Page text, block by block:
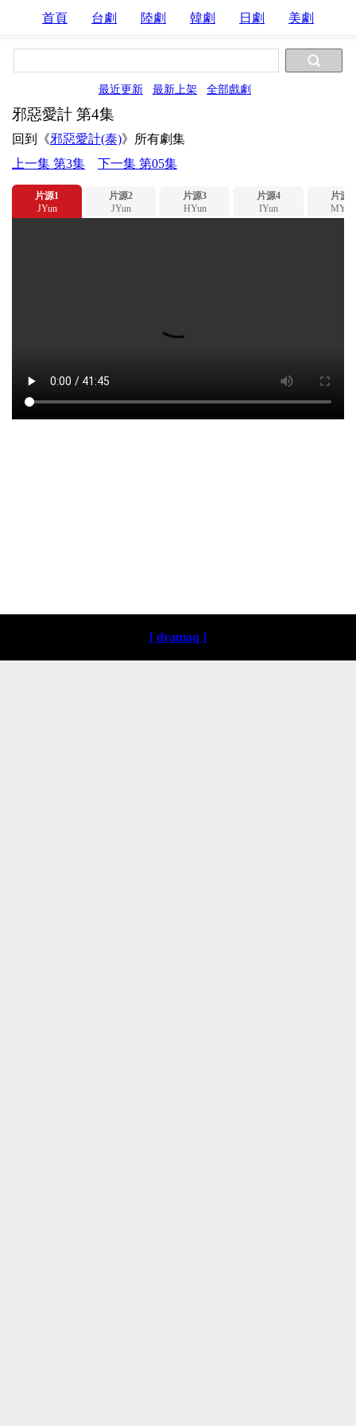
首頁 台劇 陸劇 韓劇 日劇 美劇
最近更新 最新上架 全部戲劇
邪惡愛計 第4集
回到《邪惡愛計(泰)》所有劇集
上一集 第3集
下一集 第05集
片源1
JYun
片源2
JYun
片源3
HYun
片源4
IYun
片源5
MYun
[ dramaq ]